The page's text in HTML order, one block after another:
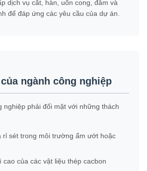
dịch vụ cắt, hàn, uốn cong, đâm và
để đáp ứng các yêu cầu của dự án.
ngành công nghiệp
nghiệp phải đối mặt với những thách
rỉ sét trong môi trường ẩm ướt hoặc
cao của các vật liệu thép cacbon